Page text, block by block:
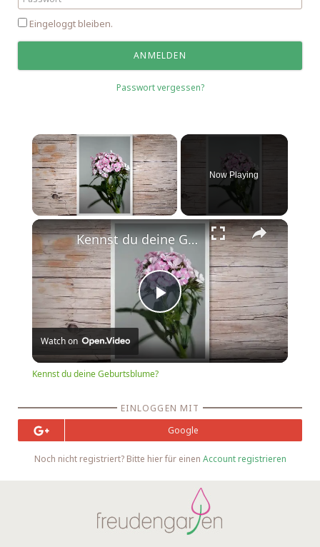
Eingeloggt bleiben.
Passwort vergessen?
Now Playing
Play
Video
Kennst du deine Geburtsblume?
Watch on
Kennst du deine Geburtsblume?
EINLOGGEN MIT
Google
Noch nicht registriert? Bitte hier für einen Account registrieren